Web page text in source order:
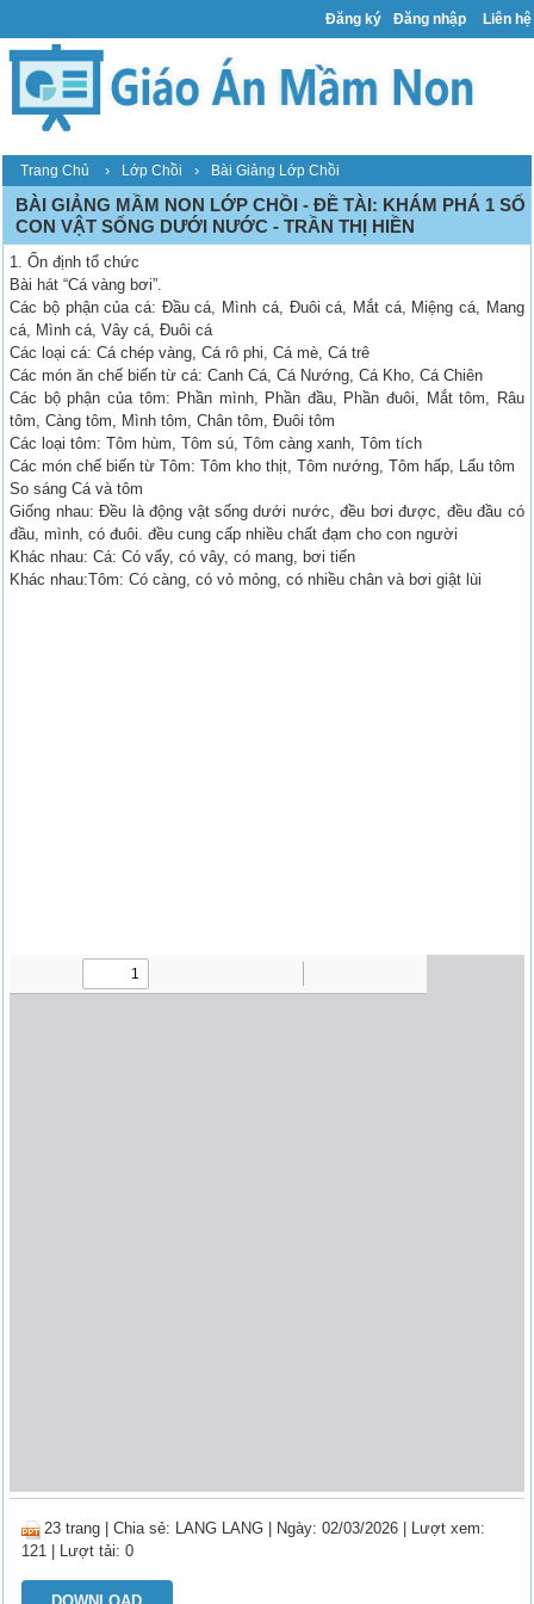
Đăng ký Đăng nhập Liên hệ
Trang Chủ › Lớp Chồi › Bài Giảng Lớp Chồi
BÀI GIẢNG MẦM NON LỚP CHỒI - ĐỀ TÀI: KHÁM PHÁ 1 SỐ
CON VẬT SỐNG DƯỚI NƯỚC - TRẦN THỊ HIỀN
1. Ổn định tổ chức
Bài hát “Cá vàng bơi”.
Các bộ phận của cá: Đầu cá, Mình cá, Đuôi cá, Mắt cá, Miệng cá, Mang
cá, Mình cá, Vây cá, Đuôi cá
Các loại cá: Cá chép vàng, Cá rô phi, Cá mè, Cá trê
Các món ăn chế biến từ cá: Canh Cá, Cá Nướng, Cá Kho, Cá Chiên
Các bộ phận của tôm: Phần mình, Phần đầu, Phần đuôi, Mắt tôm, Râu
tôm, Càng tôm, Mình tôm, Chân tôm, Đuôi tôm
Các loại tôm: Tôm hùm, Tôm sú, Tôm càng xanh, Tôm tích
Các món chế biến từ Tôm: Tôm kho thịt, Tôm nướng, Tôm hấp, Lẩu tôm
So sáng Cá và tôm
Giống nhau: Đều là động vật sống dưới nước, đều bơi được, đều đầu có
đầu, mình, có đuôi. đều cung cấp nhiều chất đạm cho con người
Khác nhau: Cá: Có vẩy, có vây, có mang, bơi tiến
Khác nhau:Tôm: Có càng, có vỏ mỏng, có nhiều chân và bơi giật lùi
23 trang |Chia sẻ: LANG LANG | Ngày: 02/03/2026 | Lượt xem:
121 | Lượt tải: 0